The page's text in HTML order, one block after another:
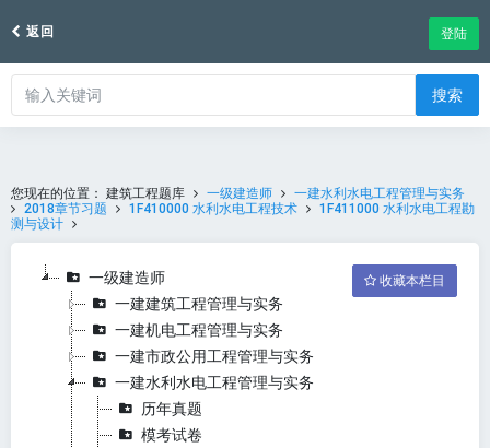
返回 登陆
搜索
您现在的位置： 建筑工程题库 一级建造师
一建水利水电工程管理与实务
2018章节习题
1F410000 水利水电工程技术
1F411000 水利水电工程勘
测与设计
收藏本栏目
一级建造师
一建建筑工程管理与实务
一建机电工程管理与实务
一建市政公用工程管理与实务
一建水利水电工程管理与实务
历年真题
模考试卷